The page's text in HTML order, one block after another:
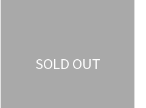
SOLD OUT